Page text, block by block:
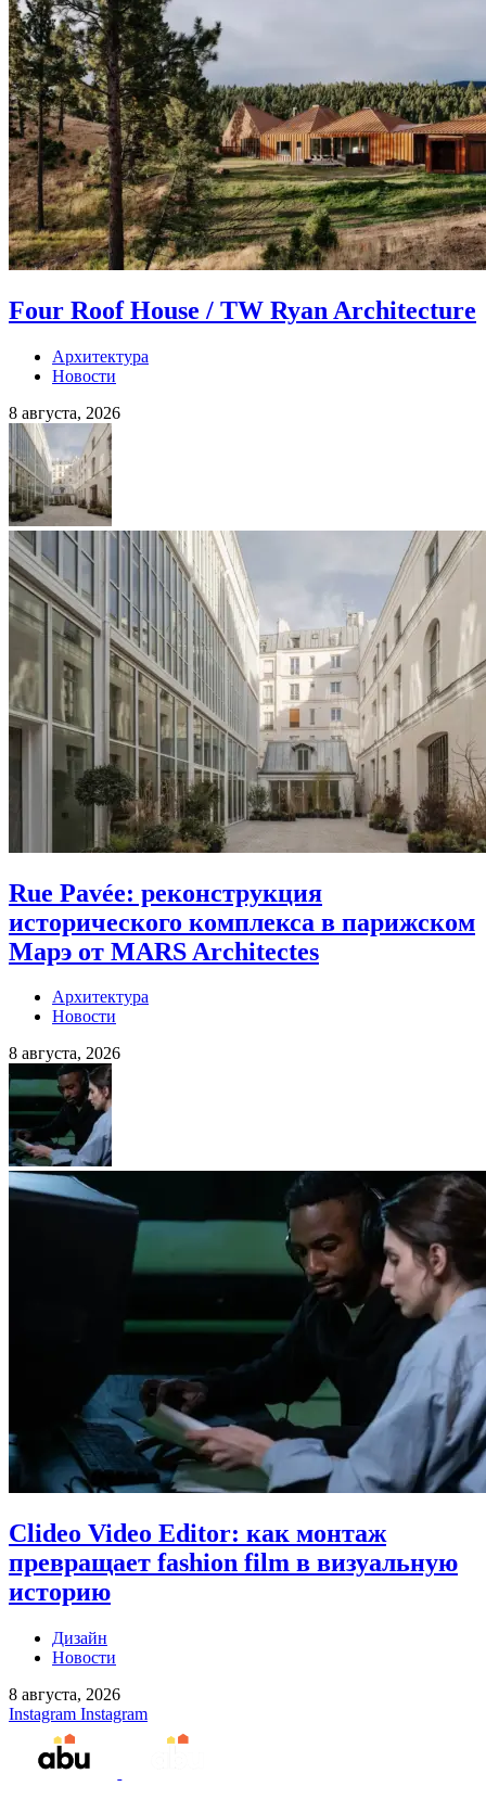
Four Roof House / TW Ryan Architecture
Архитектура
Новости
8 августа, 2026
Rue Pavée: реконструкция
исторического комплекса в парижском
Марэ от MARS Architectes
Архитектура
Новости
8 августа, 2026
Clideo Video Editor: как монтаж
превращает fashion film в визуальную
историю
Дизайн
Новости
8 августа, 2026
Instagram Instagram